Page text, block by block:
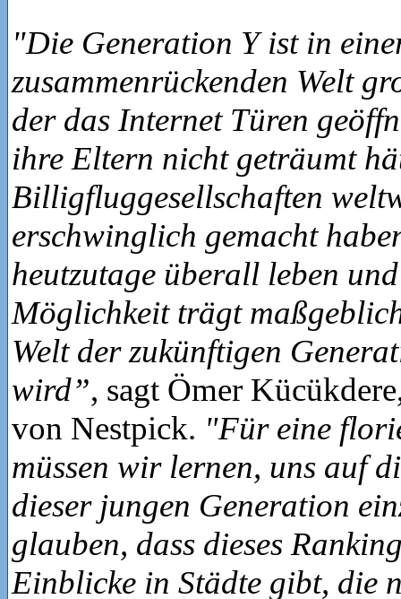
"Die Generation Y ist in
zusammenrückenden Welt
der das Internet Türen
ihre Eltern nicht geträumt
Billigfluggesellschaften
erschwinglich gemacht
heutzutage überall leben
Möglichkeit trägt
Welt der zukünftigen
wird”, sagt Ömer
von Nestpick. "Für eine
müssen wir lernen, uns auf
dieser jungen Generation
glauben, dass dieses
Einblicke in Städte gibt, die